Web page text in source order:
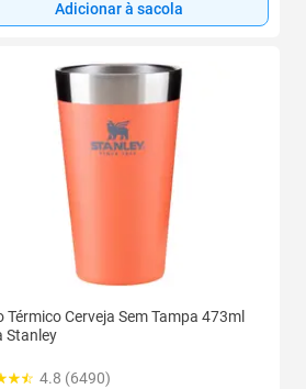
Adicionar à sacola
Térmico Cerveja Sem Tampa 473ml
Stanley
4.8 (6490)